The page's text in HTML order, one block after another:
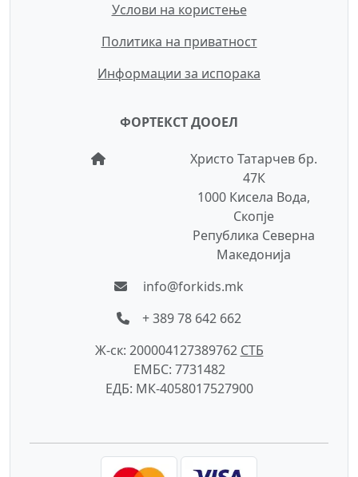
Услови на користење
Политика на приватност
Информации за испорака
ФОРТЕКСТ ДООЕЛ
Христо Татарчев бр.
47К
1000 Кисела Вода,
Скопје
Република Северна
Македонија
info@forkids.mk
+ 389 78 642 662
Ж-ск: 200004127389762 СTБ
ЕМБС: 7731482
ЕДБ: МК-4058017527900